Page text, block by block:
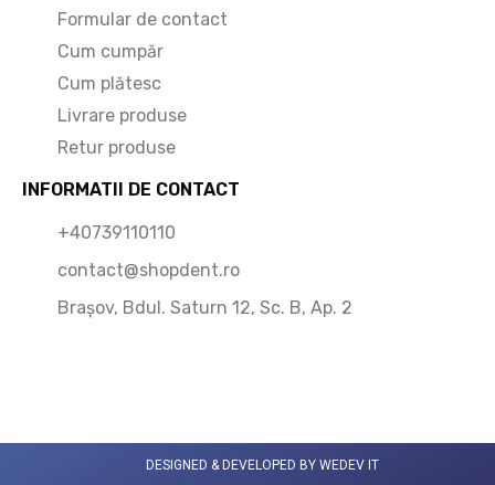
Formular de contact
Cum cumpăr
Cum plătesc
Livrare produse
Retur produse
INFORMATII DE CONTACT
+40739110110
contact@shopdent.ro
Brașov, Bdul. Saturn 12, Sc. B, Ap. 2
DESIGNED & DEVELOPED BY WEDEV IT